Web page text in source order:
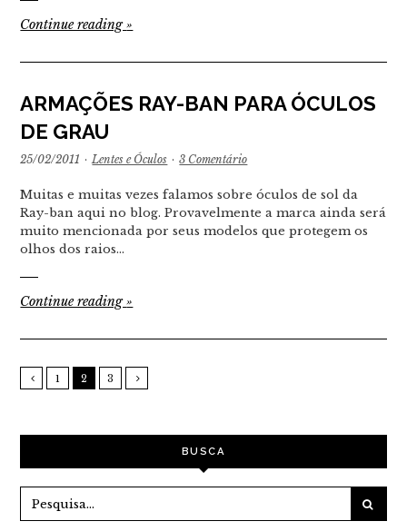
Continue reading»
ARMAÇÕES RAY-BAN PARA ÓCULOS
DE GRAU
25/02/2011 · Lentes e Óculos · 3 Comentário
Muitas e muitas vezes falamos sobre óculos de sol da
Ray-ban aqui no blog. Provavelmente a marca ainda será
muito mencionada por seus modelos que protegem os
olhos dos raios…
Continue reading»
1 2 3
BUSCA